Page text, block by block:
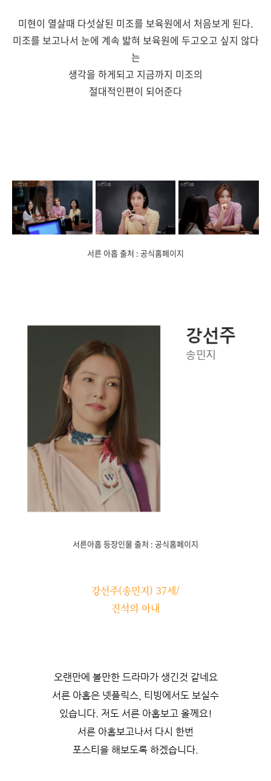
미현이 열살때 다섯살된 미조를 보육원에서 처음보게 된다.
미조를 보고나서 눈에 계속 밟혀 보육원에 두고오고 싶지 않다
는
생각을 하게되고 지금까지 미조의
절대적인편이 되어준다
서른 아홉 출처 : 공식홈페이지
서른아홉 등장인물 출처 : 공식홈페이지
강선주(송민지) 37세/
진석의 아내
오랜만에 볼만한 드라마가 생긴것 같네요
서른 아홉은 넷플릭스, 티빙에서도 보실수
있습니다. 저도 서른 아홉보고 올께요!
서른 아홉보고나서 다시 한번
포스티을 해보도록 하겠습니다.